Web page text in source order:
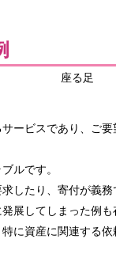
ービスであり、ご
ルです。
したり、寄付が義
展してしまった例も
に資産に関連する